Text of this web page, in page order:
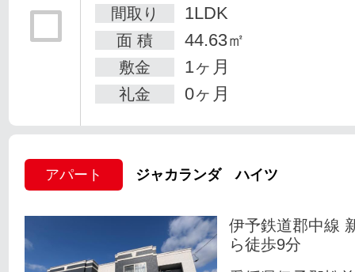
間取り
1LDK
面 積 44.63㎡
敷金 1ヶ月
礼金 0ヶ月
アパート ジャカランダ ハイツ
伊予鉄道郡中線
ら徒歩9分